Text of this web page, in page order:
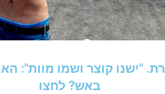
"ישנו קוצר ושמו מוות":
באש? לחצו